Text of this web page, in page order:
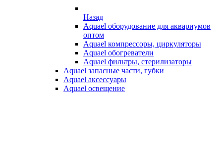
Назад
Aquael оборудование для аквариумов
оптом
Aquael компрессоры, циркуляторы
Aquael обогреватели
Aquael фильтры, стерилизаторы
Aquael запасные части, губки
Aquael аксессуары
Aquael освещение